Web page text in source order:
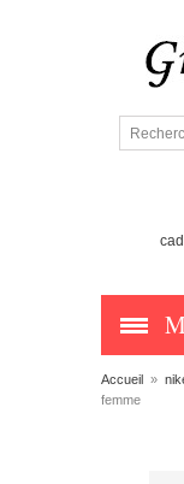
Accueil »
femme